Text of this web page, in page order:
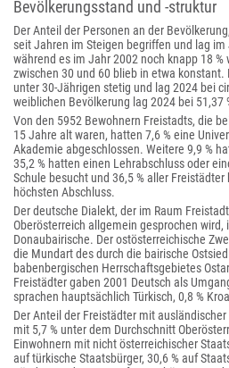
Bevölkerungsstand und -struktur
Der Anteil der Personen an der
seit Jahren im Steigen begriffen und lag im
während es im Jahr 2002 noch knapp 18
zwischen 30 und 60 blieb in etwa
unter 30-Jährigen stetig und lag 2024 bei
weiblichen Bevölkerung lag 2024 bei 51,37
Von den 5952 Bewohnern Freistadts, die
15 Jahre alt waren, hatten 7,6 % eine
Akademie abgeschlossen. Weitere 9,9 %
35,2 % hatten einen Lehrabschluss oder
Schule besucht und 36,5 % aller
höchsten Abschluss.
Der deutsche Dialekt, der im Raum
Oberösterreich allgemein gesprochen
Donaubairische. Der ostösterreichische
die Mundart des durch die bairische
babenbergischen Herrschaftsgebietes
Freistädter gaben 2001 Deutsch als
sprachen hauptsächlich Türkisch, 0,8 %
Der Anteil der Freistädter mit
mit 5,7 % unter dem Durchschnitt
Einwohnern mit nicht österreichischer
auf türkische Staatsbürger, 30,6 % auf